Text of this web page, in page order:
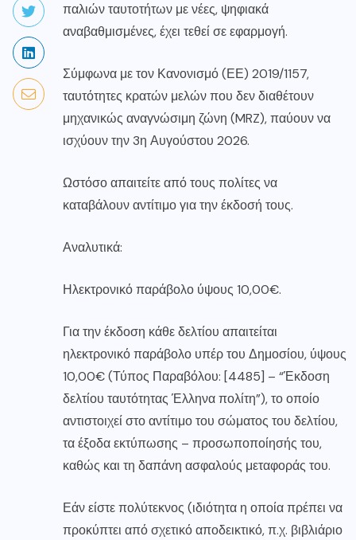
παλιών ταυτοτήτων με νέες, ψηφιακά
αναβαθμισμένες, έχει τεθεί σε εφαρμογή.
Σύμφωνα με τον Κανονισμό (ΕΕ) 2019/1157,
ταυτότητες κρατών μελών που δεν διαθέτουν
μηχανικώς αναγνώσιμη ζώνη (MRZ), παύουν να
ισχύουν την 3η Αυγούστου 2026.
Ωστόσο απαιτείτε από τους πολίτες να
καταβάλουν αντίτιμο για την έκδοσή τους.
Αναλυτικά:
Ηλεκτρονικό παράβολο ύψους 10,00€.
Για την έκδοση κάθε δελτίου απαιτείται
ηλεκτρονικό παράβολο υπέρ του Δημοσίου, ύψους
10,00€ (Τύπος Παραβόλου: [4485] – “Έκδοση
δελτίου ταυτότητας Έλληνα πολίτη”), το οποίο
αντιστοιχεί στο αντίτιμο του σώματος του δελτίου,
τα έξοδα εκτύπωσης – προσωποποίησής του,
καθώς και τη δαπάνη ασφαλούς μεταφοράς του.
Εάν είστε πολύτεκνος (ιδιότητα η οποία πρέπει να
προκύπτει από σχετικό αποδεικτικό, π.χ. βιβλιάριο